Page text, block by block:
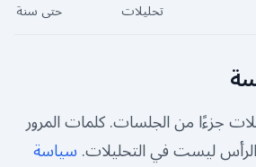
تحليلات حتى سنة
جزءًا من الجلسات. كلمات المرور
ليست في التحليلات. سياسة